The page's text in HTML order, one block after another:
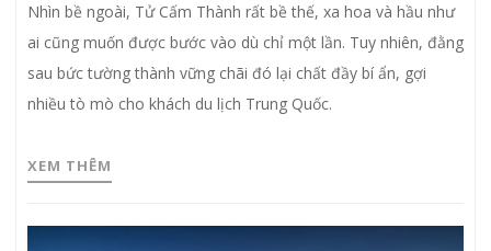
Nhìn bề ngoài, Tử Cấm Thành rất bề thế, xa hoa và hầu như
ai cũng muốn được bước vào dù chỉ một lần. Tuy nhiên, đằng
sau bức tường thành vững chãi đó lại chất đầy bí ẩn, gợi
nhiều tò mò cho khách du lịch Trung Quốc.
XEM THÊM